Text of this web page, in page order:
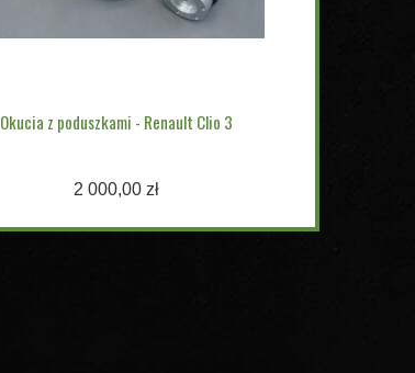
Okucia z poduszkami - Renault Clio 3
2 000,00 zł